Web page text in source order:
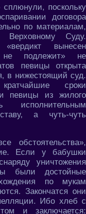
поскольку
договора
по материалам,
Верховному Суду.
вынесен
не подлежит» не
певицы открыта
в нижестоящий суд.
сроки
певицы из жилого
а чуть-чуть
обстоятельства»,
Если у бабушки
уничтожения
были достойные
по мукам
Закончатся они
Ибо хлеб с
и заключается: